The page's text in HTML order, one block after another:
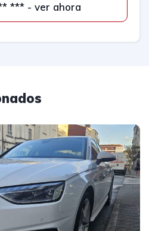
346 *** *** - ver ahora